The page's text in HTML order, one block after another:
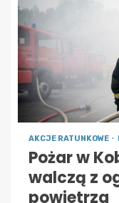
AKCJE RATUNKOWE
Pożar w
walczą z
powietrza